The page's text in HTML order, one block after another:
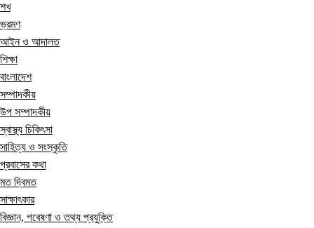
শখ
ভ্রমণ
আইন ও আদালত
শিক্ষা
বাংলাদেশ
সম্পাদকীয়
উপ সম্পাদকীয়
স্বাস্থ্য চিকিৎসা
সাহিত্য ও সংস্কৃতি
প্রবাসের কথা
মত দ্বিমত
সাক্ষাৎকার
বিজ্ঞান, গবেষণা ও তথ্য প্রযুক্তি